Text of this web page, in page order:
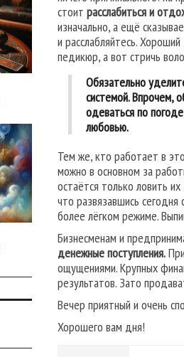
стоит расслабиться и
изначально, а ещё
и расслабляйтесь.
педикюр, а вот стричь
Обязательно
системой. Впрочем,
одеваться по
любовью.
Тем же, кто работает в
можно в основном за
остаётся только ловить
что развязавшись
более лёгком режиме.
Бизнесменам и
денежные поступления.
ощущениями. Крупных
результатов. Зато
Вечер приятный и очень
Хорошего вам дня!